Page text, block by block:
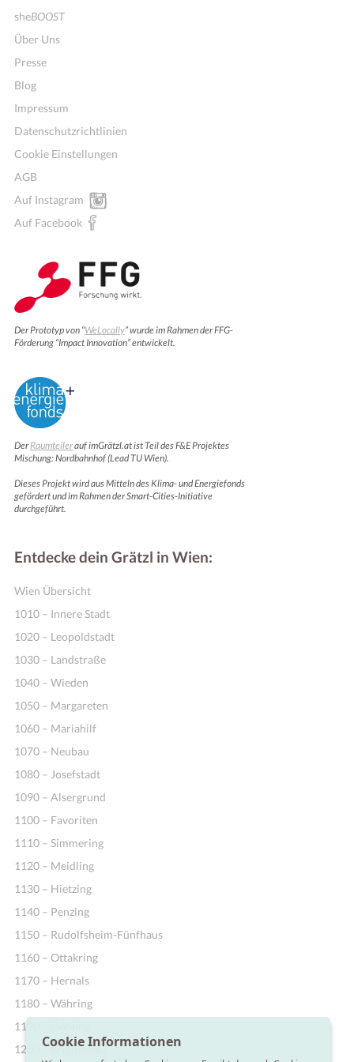
sheBOOST
Über Uns
Presse
Blog
Impressum
Datenschutzrichtlinien
Cookie Einstellungen
AGB
Auf Instagram
Auf Facebook
Der Prototyp von “WeLocally” wurde im Rahmen der FFG-
Förderung “Impact Innovation” entwickelt.
DerRaumteilerauf imGrätzl.at ist Teil des F&E Projektes
Mischung: Nordbahnhof (Lead TU Wien).
Dieses Projekt wird aus Mitteln des Klima- und Energiefonds
gefördert und im Rahmen der Smart-Cities-Initiative
durchgeführt.
Entdecke dein Grätzl in Wien:
Wien Übersicht
1010 – Innere Stadt
1020 – Leopoldstadt
1030 – Landstraße
1040 – Wieden
1050 – Margareten
1060 – Mariahilf
1070 – Neubau
1080 – Josefstadt
1090 – Alsergrund
1100 – Favoriten
1110 – Simmering
1120 – Meidling
1130 – Hietzing
1140 – Penzing
1150 – Rudolfsheim-Fünfhaus
1160 – Ottakring
1170 – Hernals
1180 – Währing
1190 – Döbling
1200 – Brigittenau
Cookie Informationen